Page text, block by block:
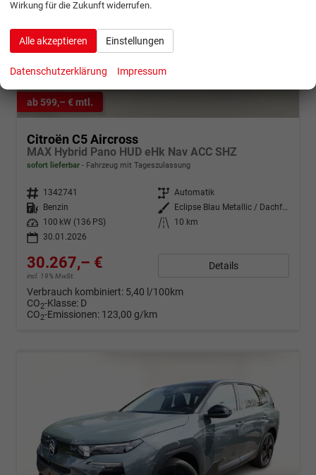
ab 599,– € mtl.
Citroën C5 Aircross
MAX Hybrid Pano HUD eHk Nav ACC SHZ
sofort lieferbar Fahrzeug mit Tageszulassung
Fahrzeugnr. 1342741 Getriebe Automatik
Kraftstoff
Benzin Außenfarbe
Eclipse Blau Metallic / Dachfarb
Leistung
100 kW (136 PS) Kilometerstand
10 km
30.01.2026
30.267,– €
incl. 19% MwSt.
Details
Verbrauch kombiniert: 5,40 l/100km
CO2-Klasse: D
CO2-Emissionen: 123,00 g/km
Wirkung für die Zukunft widerrufen.
Alle akzeptieren Einstellungen
Datenschutzerklärung Impressum